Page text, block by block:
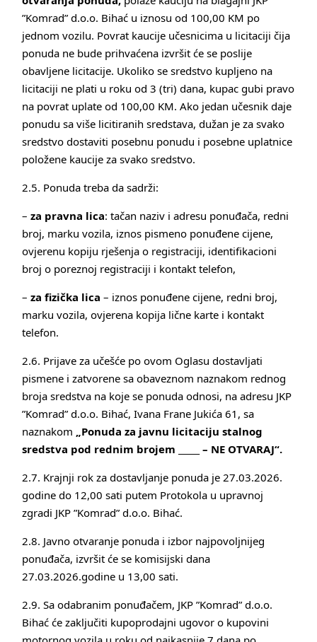
”Komrad” d.o.o. Bihać u iznosu od 100,00 KM po
jednom vozilu. Povrat kaucije učesnicima u licitaciji čija
ponuda ne bude prihvaćena izvršit će se poslije
obavljene licitacije. Ukoliko se sredstvo kupljeno na
licitaciji ne plati u roku od 3 (tri) dana, kupac gubi pravo
na povrat uplate od 100,00 KM. Ako jedan učesnik daje
ponudu sa više licitiranih sredstava, dužan je za svako
sredstvo dostaviti posebnu ponudu i posebne uplatnice
položene kaucije za svako sredstvo.
2.5. Ponuda treba da sadrži:
–za pravna lica: tačan naziv i adresu ponuđača, redni
broj, marku vozila, iznos pismeno ponuđene cijene,
ovjerenu kopiju rješenja o registraciji, identifikacioni
broj o poreznoj registraciji i kontakt telefon,
–za fizička lica – iznos ponuđene cijene, redni broj,
marku vozila, ovjerena kopija lične karte i kontakt
telefon.
2.6. Prijave za učešće po ovom Oglasu dostavljati
pismene i zatvorene sa obaveznom naznakom rednog
broja sredstva na koje se ponuda odnosi, na adresu JKP
”Komrad” d.o.o. Bihać, Ivana Frane Jukića 61, sa
naznakom „Ponuda za javnu licitaciju stalnog
sredstva pod rednim brojem _____ – NE OTVARAJ“.
2.7. Krajnji rok za dostavljanje ponuda je 27.03.2026.
godine do 12,00 sati putem Protokola u upravnoj
zgradi JKP ”Komrad” d.o.o. Bihać.
2.8. Javno otvaranje ponuda i izbor najpovoljnijeg
ponuđača, izvršit će se komisijski dana
27.03.2026.godine u 13,00 sati.
2.9. Sa odabranim ponuđačem, JKP ”Komrad” d.o.o.
Bihać će zaključiti kupoprodajni ugovor o kupovini